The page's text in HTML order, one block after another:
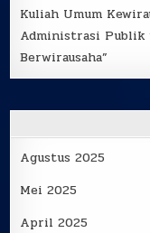
Kuliah Umum
Administrasi Publik
Berwirausaha”
Agustus 2025
Mei 2025
April 2025